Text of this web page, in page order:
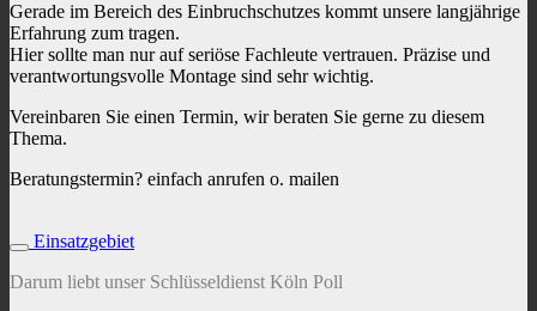
Gerade im Bereich des Einbruchschutzes kommt unsere langjährige
Erfahrung zum tragen.
Hier sollte man nur auf seriöse Fachleute vertrauen. Präzise und
verantwortungsvolle Montage sind sehr wichtig.
Vereinbaren Sie einen Termin, wir beraten Sie gerne zu diesem
Thema.
Beratungstermin? einfach anrufen o. mailen
Einsatzgebiet
Darum liebt unser Schlüsseldienst Köln Poll